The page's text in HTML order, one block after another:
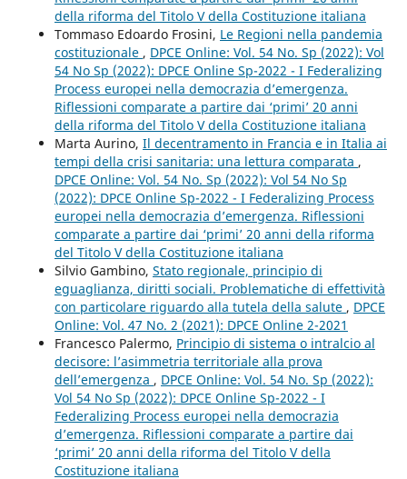
della riforma del Titolo V della Costituzione italiana
Tommaso Edoardo Frosini, Le Regioni nella pandemia
costituzionale , DPCE Online: Vol. 54 No. Sp (2022): Vol
54 No Sp (2022): DPCE Online Sp-2022 - I Federalizing
Process europei nella democrazia d’emergenza.
Riflessioni comparate a partire dai ‘primi’ 20 anni
della riforma del Titolo V della Costituzione italiana
Marta Aurino, Il decentramento in Francia e in Italia ai
tempi della crisi sanitaria: una lettura comparata ,
DPCE Online: Vol. 54 No. Sp (2022): Vol 54 No Sp
(2022): DPCE Online Sp-2022 - I Federalizing Process
europei nella democrazia d’emergenza. Riflessioni
comparate a partire dai ‘primi’ 20 anni della riforma
del Titolo V della Costituzione italiana
Silvio Gambino, Stato regionale, principio di
eguaglianza, diritti sociali. Problematiche di effettività
con particolare riguardo alla tutela della salute , DPCE
Online: Vol. 47 No. 2 (2021): DPCE Online 2-2021
Francesco Palermo, Principio di sistema o intralcio al
decisore: l’asimmetria territoriale alla prova
dell’emergenza , DPCE Online: Vol. 54 No. Sp (2022):
Vol 54 No Sp (2022): DPCE Online Sp-2022 - I
Federalizing Process europei nella democrazia
d’emergenza. Riflessioni comparate a partire dai
‘primi’ 20 anni della riforma del Titolo V della
Costituzione italiana